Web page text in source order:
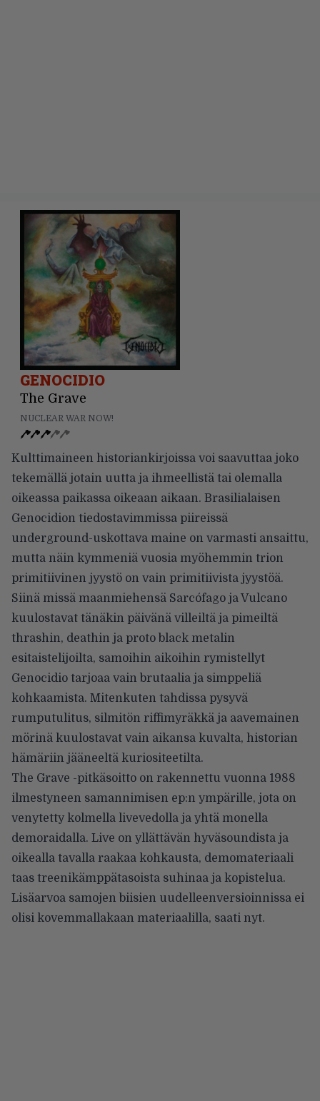
GENOCIDIO
The Grave
NUCLEAR WAR NOW!
Kulttimaineen historiankirjoissa voi saavuttaa joko
tekemällä jotain uutta ja ihmeellistä tai olemalla
oikeassa paikassa oikeaan aikaan. Brasilialaisen
Genocidion tiedostavimmissa piireissä
underground-uskottava maine on varmasti ansaittu,
mutta näin kymmeniä vuosia myöhemmin trion
primitiivinen jyystö on vain primitiivista jyystöä.
Siinä missä maanmiehensä Sarcófago ja Vulcano
kuulostavat tänäkin päivänä villeiltä ja pimeiltä
thrashin, deathin ja proto black metalin
esitaistelijoilta, samoihin aikoihin rymistellyt
Genocidio tarjoaa vain brutaalia ja simppeliä
kohkaamista. Mitenkuten tahdissa pysyvä
rumputulitus, silmitön riffimyräkkä ja aavemainen
mörinä kuulostavat vain aikansa kuvalta, historian
hämäriin jääneeltä kuriositeetilta.
The Grave -pitkäsoitto on rakennettu vuonna 1988
ilmestyneen samannimisen ep:n ympärille, jota on
venytetty kolmella livevedolla ja yhtä monella
demoraidalla. Live on yllättävän hyväsoundista ja
oikealla tavalla raakaa kohkausta, demomateriaali
taas treenikämppätasoista suhinaa ja kopistelua.
Lisäarvoa samojen biisien uudelleenversioinnissa ei
olisi kovemmallakaan materiaalilla, saati nyt.